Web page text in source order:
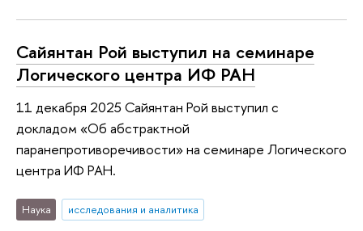
Сайянтан Рой выступил на семинаре
Логического центра ИФ РАН
11 декабря 2025 Сайянтан Рой выступил с
докладом «Об абстрактной
паранепротиворечивости» на семинаре Логического
центра ИФ РАН.
Наука исследования и аналитика